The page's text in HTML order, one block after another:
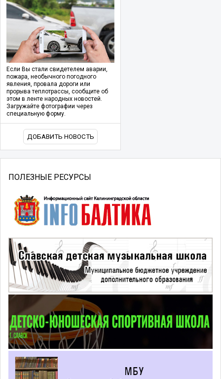
Если Вы стали свидетелем аварии,
пожара, необычного погодного
явления, провала дороги или
прорыва теплотрассы, сообщите об
этом в ленте народных новостей.
Загружайте фотографии через
специальную форму.
ДОБАВИТЬ НОВОСТЬ
ПОЛЕЗНЫЕ РЕСУРСЫ